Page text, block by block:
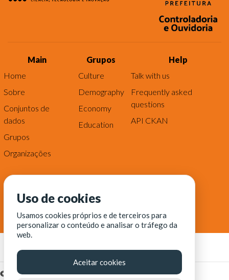
Main
Home
Sobre
Conjuntos de
dados
Grupos
Organizações
Grupos
Culture
Demography
Economy
Education
Help
Talk with us
Frequently asked
questions
API CKAN
© Fortaleza Digital || CITINOVA - Fundação de Ciência,
Uso de cookies
Usamos cookies próprios e de terceiros para
personalizar o conteúdo e analisar o tráfego da
web.
Aceitar cookies